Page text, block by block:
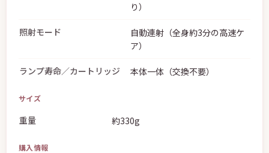
り）
照射モード
自動連射（全身約3分の高速ケ
ア）
ランプ寿命／カートリッジ 本体一体（交換不要）
サイズ
重量 約330g
購入情報